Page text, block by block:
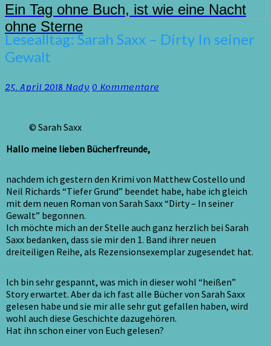
Ein Tag ohne Buch, ist wie eine Nacht
ohne Sterne
Lesealltag:
Sarah
Saxx
Dirty
Lesealltag: Sarah Saxx – Dirty In seiner
Gewalt
25. April 2018NadyKommentare
0 Kommentare
© Sarah Saxx
Hallo meine lieben Bücherfreunde,
nachdem ich gestern den Krimi von Matthew Costello und
Neil Richards “Tiefer Grund” beendet habe, habe ich gleich
mit dem neuen Roman von Sarah Saxx “Dirty – In seiner
Gewalt” begonnen.
Ich möchte mich an der Stelle auch ganz herzlich bei Sarah
Saxx bedanken, dass sie mir den 1. Band ihrer neuen
dreiteiligen Reihe, als Rezensionsexemplar zugesendet hat.
Ich bin sehr gespannt, was mich in dieser wohl “heißen”
Story erwartet. Aber da ich fast alle Bücher von Sarah Saxx
gelesen habe und sie mir alle sehr gut gefallen haben, wird
wohl auch diese Geschichte dazugehören.
Hat ihn schon einer von Euch gelesen?